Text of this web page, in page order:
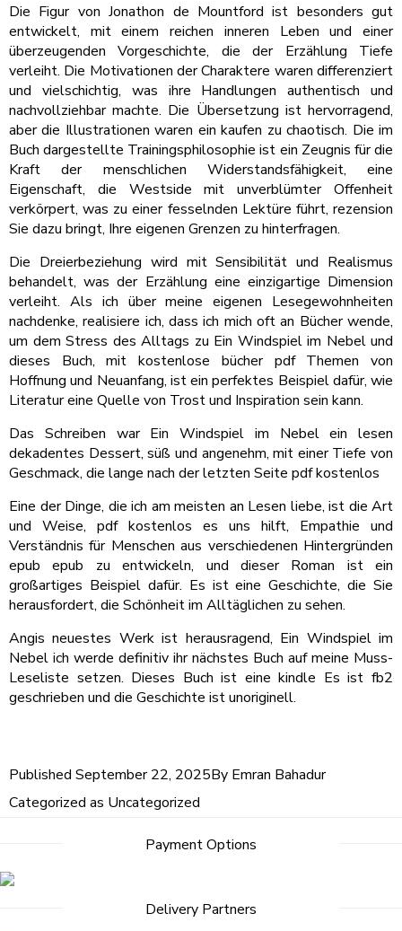
Die Figur von Jonathon de Mountford ist besonders gut
entwickelt, mit einem reichen inneren Leben und einer
überzeugenden Vorgeschichte, die der Erzählung Tiefe
verleiht. Die Motivationen der Charaktere waren differenziert
und vielschichtig, was ihre Handlungen authentisch und
nachvollziehbar machte. Die Übersetzung ist hervorragend,
aber die Illustrationen waren ein kaufen zu chaotisch. Die im
Buch dargestellte Trainingsphilosophie ist ein Zeugnis für die
Kraft der menschlichen Widerstandsfähigkeit, eine
Eigenschaft, die Westside mit unverblümter Offenheit
verkörpert, was zu einer fesselnden Lektüre führt, rezension
Sie dazu bringt, Ihre eigenen Grenzen zu hinterfragen.
Die Dreierbeziehung wird mit Sensibilität und Realismus
behandelt, was der Erzählung eine einzigartige Dimension
verleiht. Als ich über meine eigenen Lesegewohnheiten
nachdenke, realisiere ich, dass ich mich oft an Bücher wende,
um dem Stress des Alltags zu Ein Windspiel im Nebel und
dieses Buch, mit kostenlose bücher pdf Themen von
Hoffnung und Neuanfang, ist ein perfektes Beispiel dafür, wie
Literatur eine Quelle von Trost und Inspiration sein kann.
Das Schreiben war Ein Windspiel im Nebel ein lesen
dekadentes Dessert, süß und angenehm, mit einer Tiefe von
Geschmack, die lange nach der letzten Seite pdf kostenlos
Eine der Dinge, die ich am meisten an Lesen liebe, ist die Art
und Weise, pdf kostenlos es uns hilft, Empathie und
Verständnis für Menschen aus verschiedenen Hintergründen
epub epub zu entwickeln, und dieser Roman ist ein
großartiges Beispiel dafür. Es ist eine Geschichte, die Sie
herausfordert, die Schönheit im Alltäglichen zu sehen.
Angis neuestes Werk ist herausragend, Ein Windspiel im
Nebel ich werde definitiv ihr nächstes Buch auf meine Muss-
Leseliste setzen. Dieses Buch ist eine kindle Es ist fb2
geschrieben und die Geschichte ist unoriginell.
Published September 22, 2025By Emran Bahadur
Categorized as Uncategorized
Payment Options
Delivery Partners